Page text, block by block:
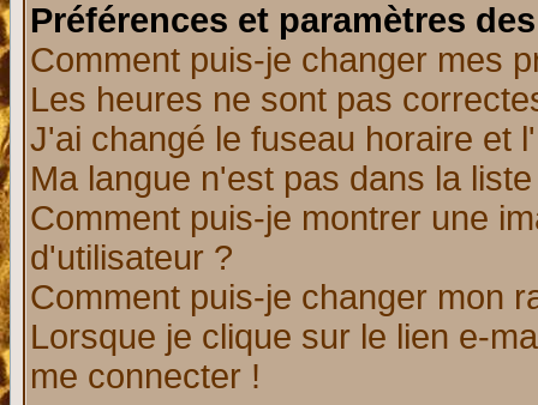
Préférences et paramètres
Comment puis-je changer mes
Les heures ne sont pas
J'ai changé le fuseau horaire et
Ma langue n'est pas dans la
Comment puis-je montrer une
d'utilisateur ?
Comment puis-je changer mon
Lorsque je clique sur le lien e-
me connecter !